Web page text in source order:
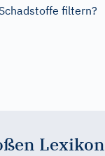
filtern?
Lexikon